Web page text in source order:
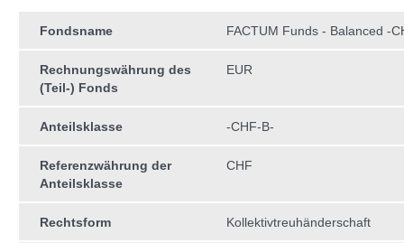
Fondsname FACTUM Funds - Balanced -
Rechnungswährung des
(Teil-) Fonds
EUR
Anteilsklasse -CHF-B-
Referenzwährung der
Anteilsklasse
CHF
Rechtsform Kollektivtreuhän­derschaft